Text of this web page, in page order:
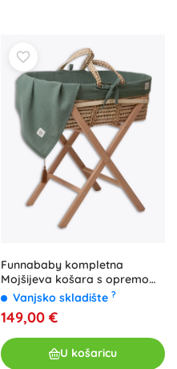
Funnababy kompletna
Mojšijeva košara s opremom
Ivy Green
Vanjsko skladište ?
149,00 €
U košaricu